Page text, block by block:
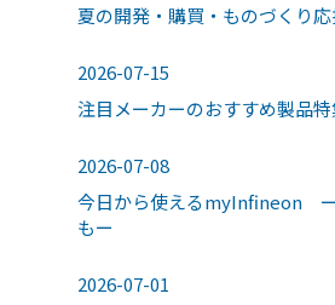
夏の開発・購買・ものづくり
2026-07-15
注目メーカーのおすすめ製品特
2026-07-08
今日から使えるmyInfineon
もー
2026-07-01